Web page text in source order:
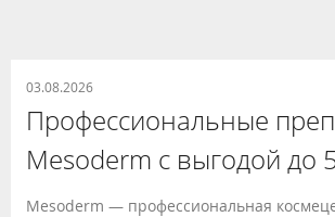
03.08.2026
Профессиональные
Mesoderm с выгодой до
Mesoderm — профессиональная